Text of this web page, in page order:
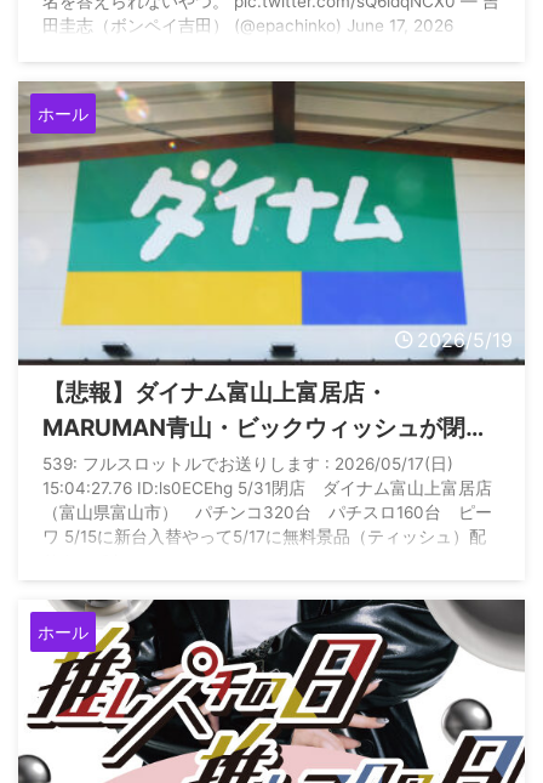
田圭志（ボンペイ吉田） (@epachinko) June 17, 2026
ホール
2026/5/19
【悲報】ダイナム富山上富居店・
MARUMAN青山・ビックウィッシュが閉店
休業へ
539: フルスロットルでお送りします : 2026/05/17(日)
15:04:27.76 ID:ls0ECEhg 5/31閉店 ダイナム富山上富居店
（富山県富山市） パチンコ320台 パチスロ160台 ピー
ワ 5/15に新台入替やって5/17に無料景品（ティッシュ）配
ホール